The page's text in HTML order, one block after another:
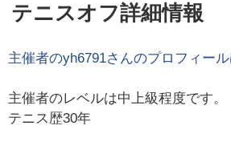
テニスオフ詳細情報
主催者のyh6791さんのプロフィー
主催者のレベルは中上級程度です。
テニス歴30年